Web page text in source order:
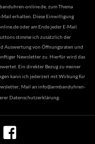
online.de, zum Thema
Mail erhalten. Diese Einwilligung
oder am Ende jeder E-Mail
stimme ich zusätzlich der
Auswertung von Öffnungsraten und
Newsletter zu. Hierfür wird das
Ein direkter Bezug zu meiner
kann ich jederzeit mit Wirkung für
Mail an info@armbanduhren-
Datenschutzerklärung